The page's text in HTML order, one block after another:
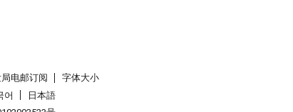
电邮订阅
字体大小
어
日本語